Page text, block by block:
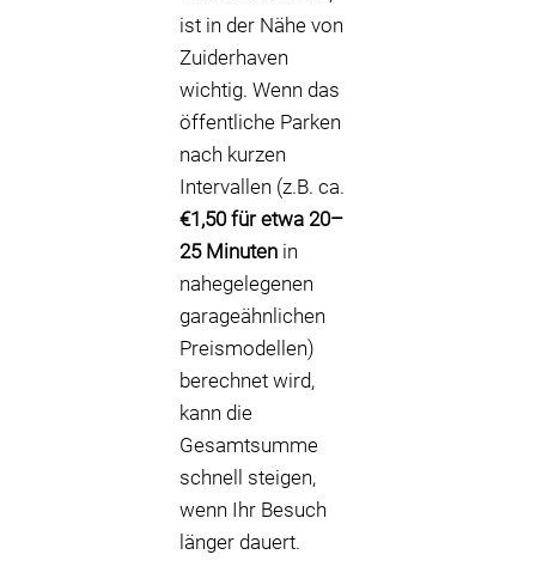
ist in der Nähe von
Zuiderhaven
wichtig. Wenn das
öffentliche Parken
nach kurzen
Intervallen (z.B. ca.
€1,50 für etwa 20–
25 Minuten in
nahegelegenen
garageähnlichen
Preismodellen)
berechnet wird,
kann die
Gesamtsumme
schnell steigen,
wenn Ihr Besuch
länger dauert.